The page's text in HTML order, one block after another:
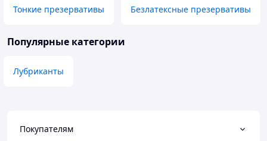
Тонкие презервативы Безлатексные презервативы
Популярные категории
Лубриканты
Покупателям